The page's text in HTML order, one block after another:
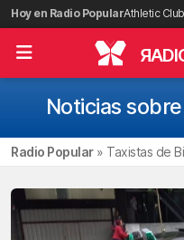
Saltar
al
contenido
Hoy en Radio PopularAthletic
R
Noticias
Radio Popular» Taxistas de